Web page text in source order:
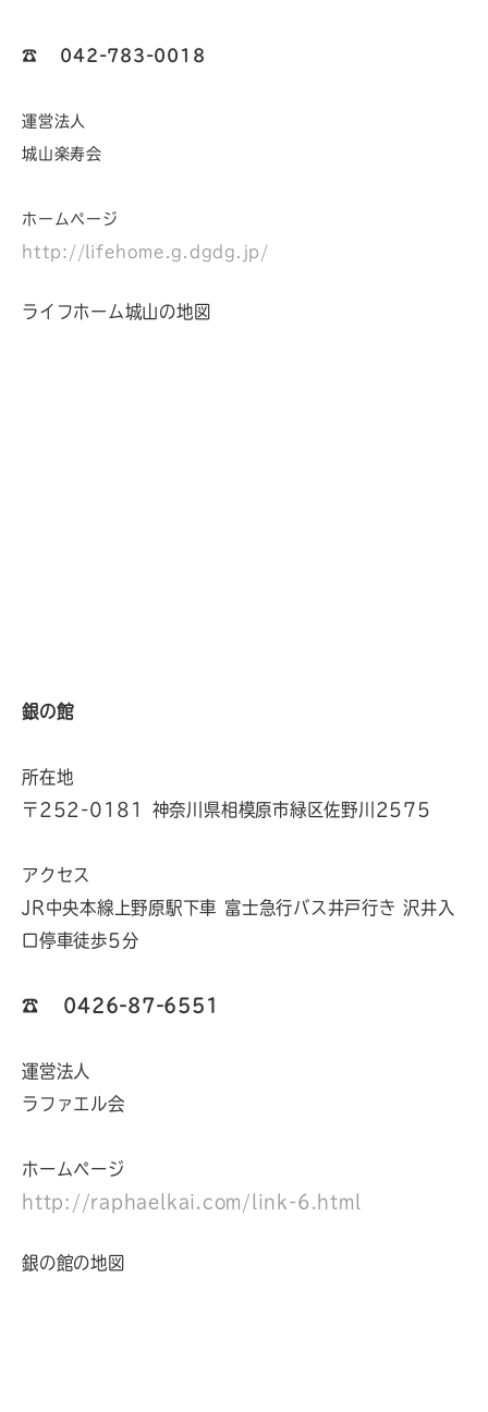
☎︎ 042-783-0018
運営法人
城山楽寿会
ホームページ
http://lifehome.g.dgdg.jp/
ライフホーム城山の地図
銀の館
所在地
〒252-0181 神奈川県相模原市緑区佐野川2575
アクセス
JR中央本線上野原駅下車 富士急行バス井戸行き 沢井入
口停車徒歩5分
☎︎ 0426-87-6551
運営法人
ラファエル会
ホームページ
http://raphaelkai.com/link-6.html
銀の館の地図